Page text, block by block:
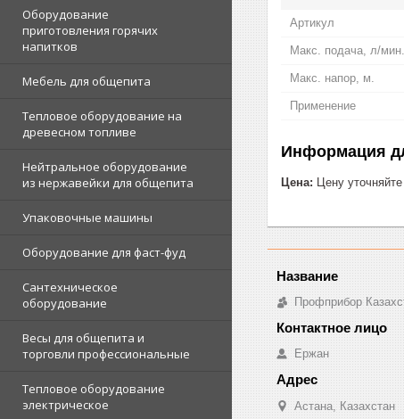
Оборудование
приготовления горячих
напитков
Мебель для общепита
Тепловое оборудование на
древесном топливе
Нейтральное оборудование
из нержавейки для общепита
Упаковочные машины
Оборудование для фаст-фуд
Сантехническое
оборудование
Весы для общепита и
торговли профессиональные
Тепловое оборудование
электрическое
Артикул
Макс. подача, л/мин.
Макс. напор, м.
Применение
Информация
Цена: Цену уточняйте
Профприбор
Ержан
Астана, Казахстан